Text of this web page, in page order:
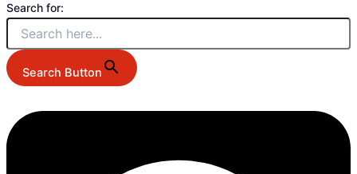
Search for:
Search Button